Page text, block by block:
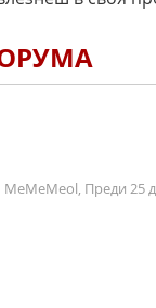
MeMeMeol, Преди 25